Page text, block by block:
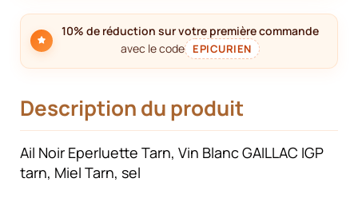
10% de réduction sur votre première commande
avec le code
EPICURIEN
Description du produit
Ail Noir Eperluette Tarn, Vin Blanc GAILLAC IGP
tarn, Miel Tarn, sel